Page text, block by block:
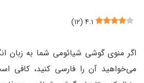
۴.۱ (۱۲)
اگر منوی گوشی شیائومی شما به زبان
می‌خواهید آن را فارسی کنید، کافی